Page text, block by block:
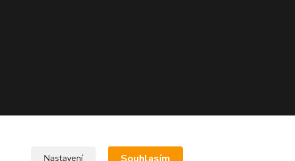
Nastavení